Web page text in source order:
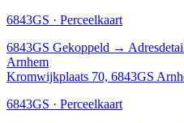
6843GS · Perceelkaart
6843GS Gekoppeld →
Arnhem
Kromwijkplaats 70, 6843GS
6843GS · Perceelkaart